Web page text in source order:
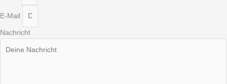
E-Mail
Nachricht